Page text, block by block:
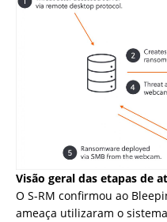
Visão geral das etapas de
O S-RM confirmou ao
ameaça utilizaram o